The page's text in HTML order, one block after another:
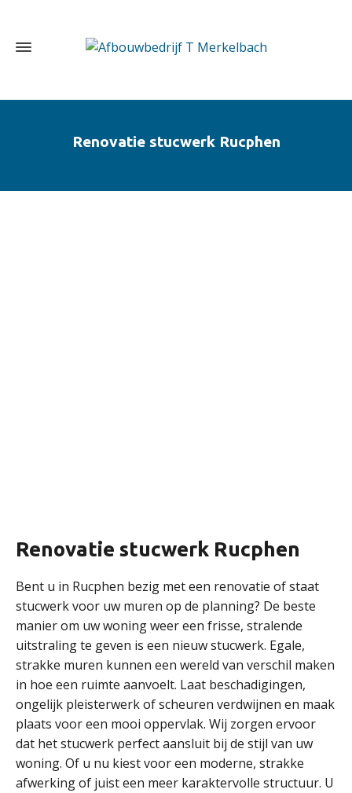
Renovatie stucwerk Rucphen
Renovatie stucwerk Rucphen
Bent u in Rucphen bezig met een renovatie of staat
stucwerk voor uw muren op de planning? De beste
manier om uw woning weer een frisse, stralende
uitstraling te geven is een nieuw stucwerk. Egale,
strakke muren kunnen een wereld van verschil maken
in hoe een ruimte aanvoelt. Laat beschadigingen,
ongelijk pleisterwerk of scheuren verdwijnen en maak
plaats voor een mooi oppervlak. Wij zorgen ervoor
dat het stucwerk perfect aansluit bij de stijl van uw
woning. Of u nu kiest voor een moderne, strakke
afwerking of juist een meer karaktervolle structuur. U